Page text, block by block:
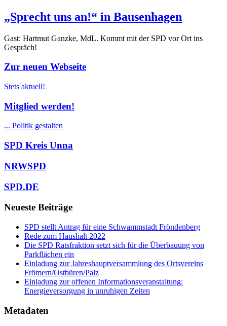
„Sprecht uns an!“ in Bausenhagen
Gast: Hartmut Ganzke, MdL. Kommt mit der SPD vor Ort ins
Gespräch!
Zur neuen Webseite
Stets aktuell!
Mitglied werden!
... Politik gestalten
SPD Kreis Unna
NRWSPD
SPD.DE
Neueste Beiträge
SPD stellt Antrag für eine Schwammstadt Fröndenberg
Rede zum Haushalt 2022
Die SPD Ratsfraktion setzt sich für die Überbauung von
Parkflächen ein
Einladung zur Jahreshauptversammlung des Ortsvereins
Frömern/Ostbüren/Palz
Einladung zur offenen Informationsveranstaltung:
Energieversorgung in unruhigen Zeiten
Metadaten